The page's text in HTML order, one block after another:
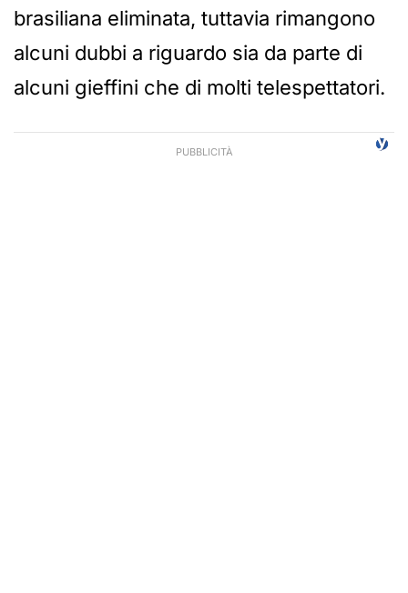
brasiliana eliminata, tuttavia rimangono
alcuni dubbi a riguardo sia da parte di
alcuni gieffini che di molti telespettatori.